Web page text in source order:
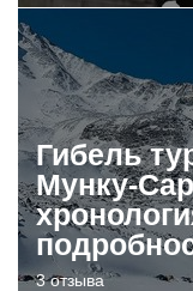
Гибель
Мунку-
3 отзыва